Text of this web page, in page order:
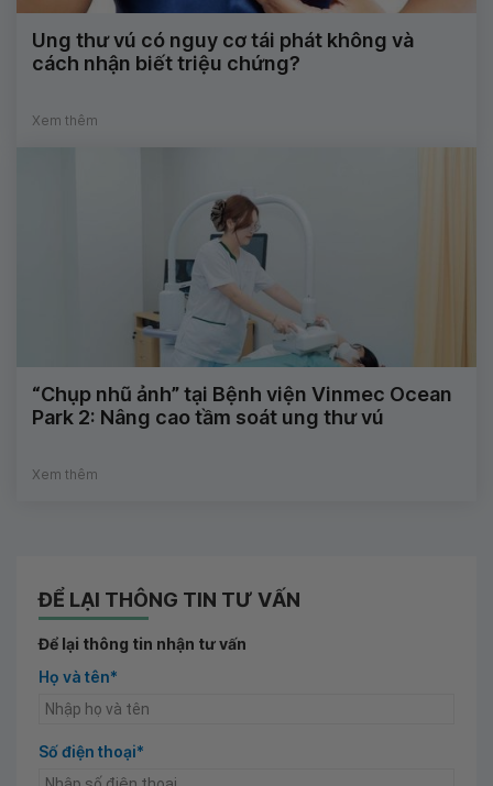
Ung thư vú có nguy cơ tái phát không và
cách nhận biết triệu chứng?
Xem thêm
“Chụp nhũ ảnh” tại Bệnh viện Vinmec Ocean
Park 2: Nâng cao tầm soát ung thư vú
Xem thêm
ĐỂ LẠI THÔNG TIN TƯ VẤN
Để lại thông tin nhận tư vấn
Họ và tên*
Số điện thoại*